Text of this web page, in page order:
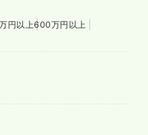
円以上600万円以上